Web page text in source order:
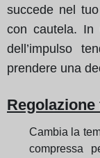
succede nel
con cautela. In
dell’impulso
prendere una
Cambia la
compressa